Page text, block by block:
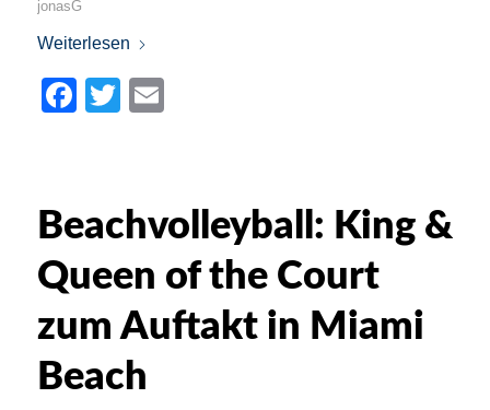
jonasG
Weiterlesen
Facebook
Twitter
Beachvolleyball: King &
Queen of the Court
zum Auftakt in Miami
Beach